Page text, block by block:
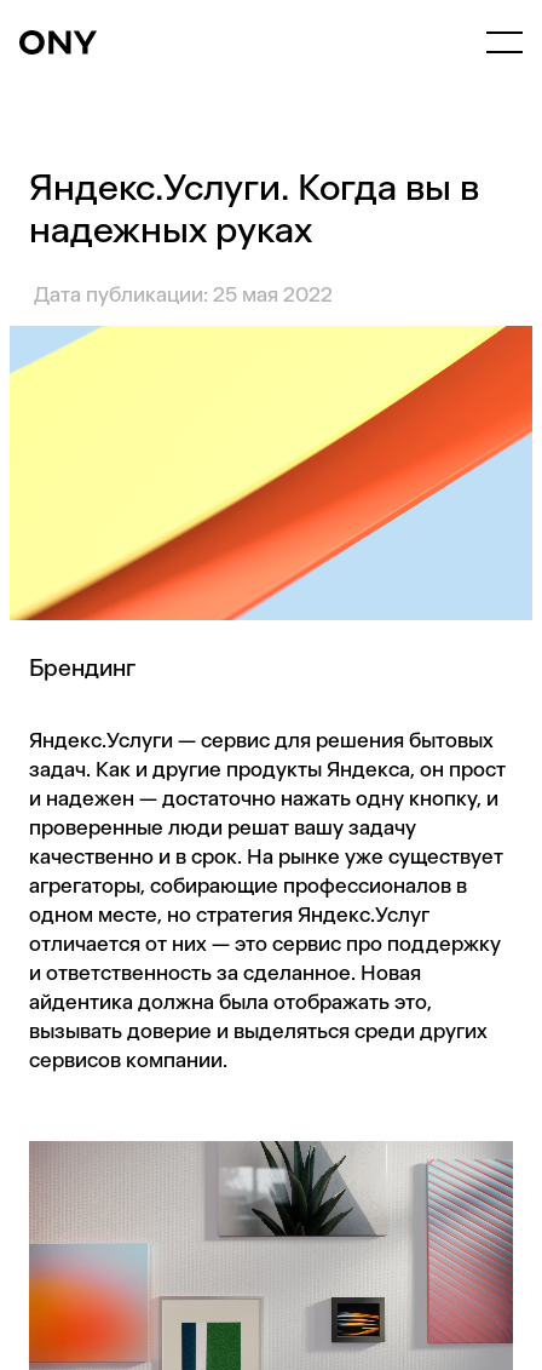
Яндекс.Услуги. Когда вы в
надежных руках
Дата публикации: 25 мая 2022
Брендинг
Яндекс.Услуги — сервис для решения бытовых
задач. Как и другие продукты Яндекса, он прост
и надежен — достаточно нажать одну кнопку, и
проверенные люди решат вашу задачу
качественно и в срок. На рынке уже существует
агрегаторы, собирающие профессионалов в
одном месте, но стратегия Яндекс.Услуг
отличается от них — это сервис про поддержку
и ответственность за сделанное. Новая
айдентика должна была отображать это,
вызывать доверие и выделяться среди других
сервисов компании.